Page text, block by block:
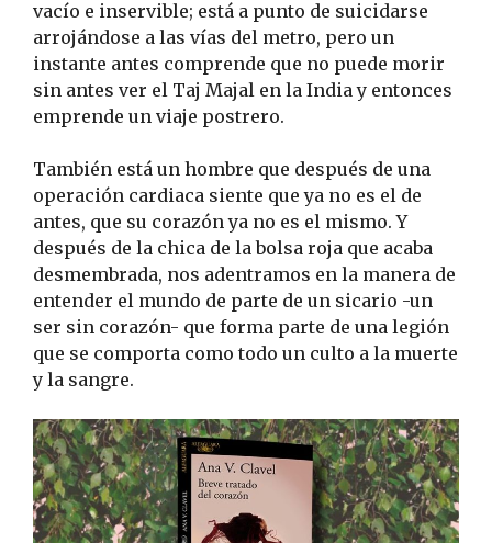
vacío e inservible; está a punto de suicidarse
arrojándose a las vías del metro, pero un
instante antes comprende que no puede morir
sin antes ver el Taj Majal en la India y entonces
emprende un viaje postrero.
También está un hombre que después de una
operación cardiaca siente que ya no es el de
antes, que su corazón ya no es el mismo. Y
después de la chica de la bolsa roja que acaba
desmembrada, nos adentramos en la manera de
entender el mundo de parte de un sicario -un
ser sin corazón- que forma parte de una legión
que se comporta como todo un culto a la muerte
y la sangre.